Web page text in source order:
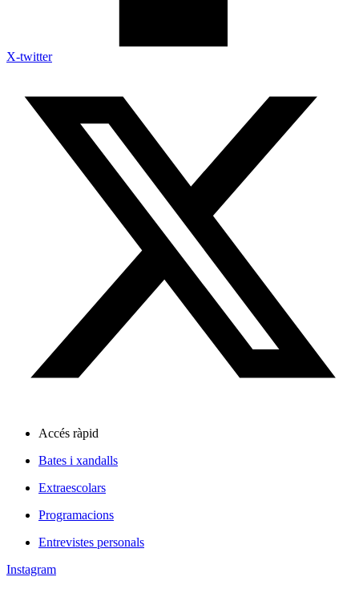
X-twitter
Accés ràpid
Bates i xandalls
Extraescolars
Programacions
Entrevistes personals
Instagram